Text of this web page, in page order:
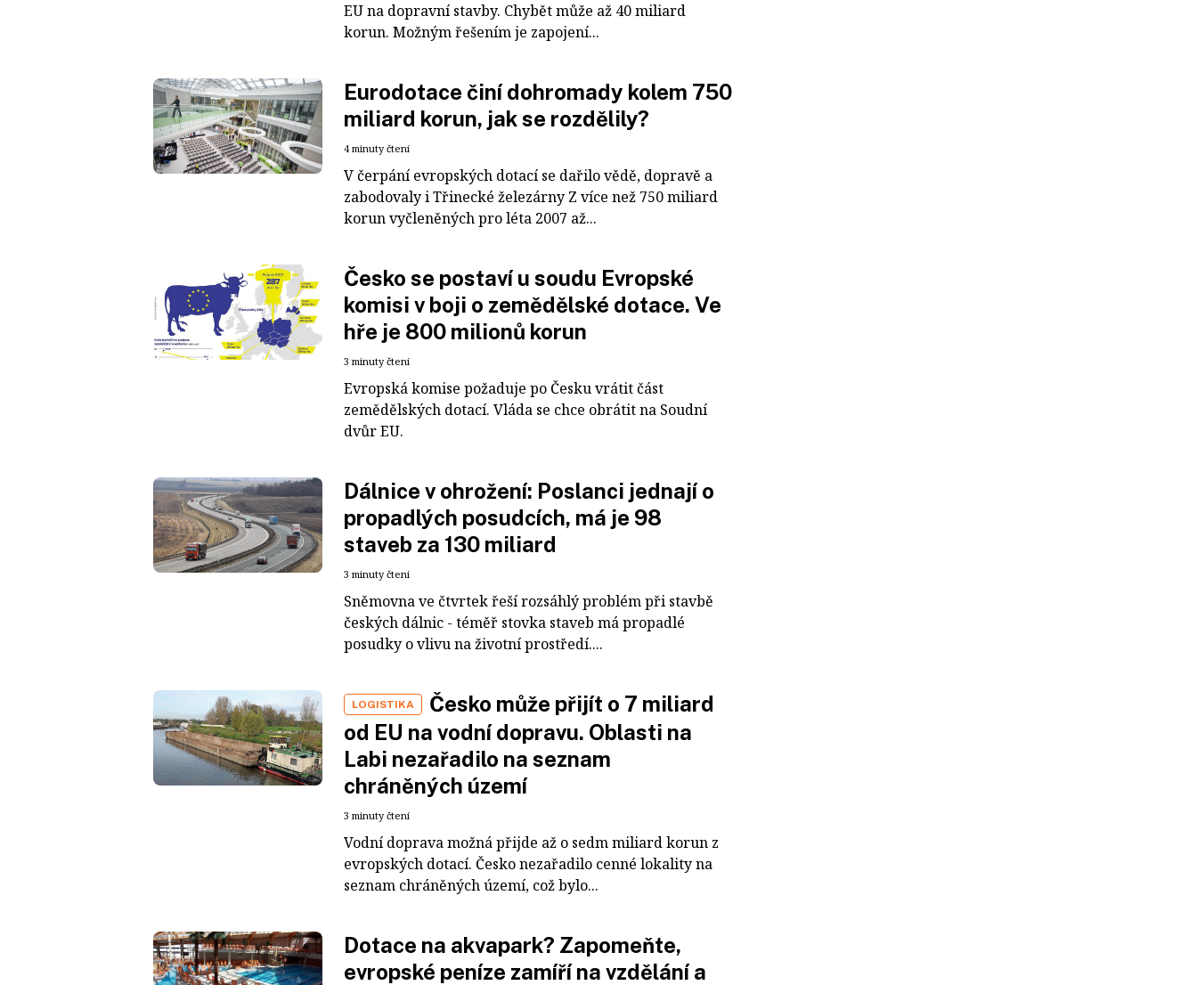
EU na dopravní stavby. Chybět může až 40 miliard
korun. Možným řešením je zapojení...
Eurodotace činí dohromady kolem 750
miliard korun, jak se rozdělily?
4 minuty čtení
V čerpání evropských dotací se dařilo vědě, dopravě a
zabodovaly i Třinecké železárny Z více než 750 miliard
korun vyčleněných pro léta 2007 až...
Česko se postaví u soudu Evropské
komisi v boji o zemědělské dotace. Ve
hře je 800 milionů korun
3 minuty čtení
Evropská komise požaduje po Česku vrátit část
zemědělských dotací. Vláda se chce obrátit na Soudní
dvůr EU.
Dálnice v ohrožení: Poslanci jednají o
propadlých posudcích, má je 98
staveb za 130 miliard
3 minuty čtení
Sněmovna ve čtvrtek řeší rozsáhlý problém při stavbě
českých dálnic - téměř stovka staveb má propadlé
posudky o vlivu na životní prostředí....
LOGISTIKA
Česko může přijít o 7 miliard
od EU na vodní dopravu. Oblasti na
Labi nezařadilo na seznam
chráněných území
3 minuty čtení
Vodní doprava možná přijde až o sedm miliard korun z
evropských dotací. Česko nezařadilo cenné lokality na
seznam chráněných území, což bylo...
Dotace na akvapark? Zapomeňte,
evropské peníze zamíří na vzdělání a